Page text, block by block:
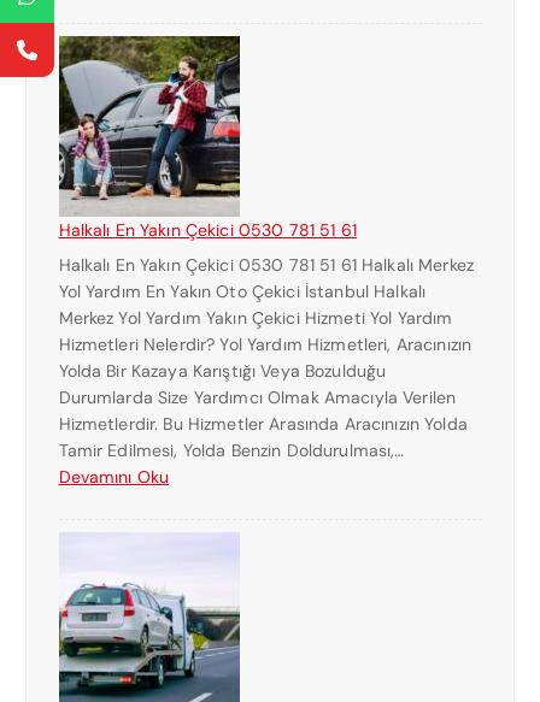
R
T
A
R
I
C
I
K
I
C
I
N
U
M
A
R
Halkalı En Yakın Çekici 0530 781 51 61
Halkalı En Yakın Çekici 0530 781 51 61 Halkalı Merkez
Yol Yardım En Yakın Oto Çekici İstanbul Halkalı
Merkez Yol Yardım Yakın Çekici Hizmeti Yol Yardım
Hizmetleri Nelerdir? Yol Yardım Hizmetleri, Aracınızın
Yolda Bir Kazaya Karıştığı Veya Bozulduğu
Durumlarda Size Yardımcı Olmak Amacıyla Verilen
Hizmetlerdir. Bu Hizmetler Arasında Aracınızın Yolda
Tamir Edilmesi, Yolda Benzin Doldurulması,…
Devamını Oku:
A
L
I
E